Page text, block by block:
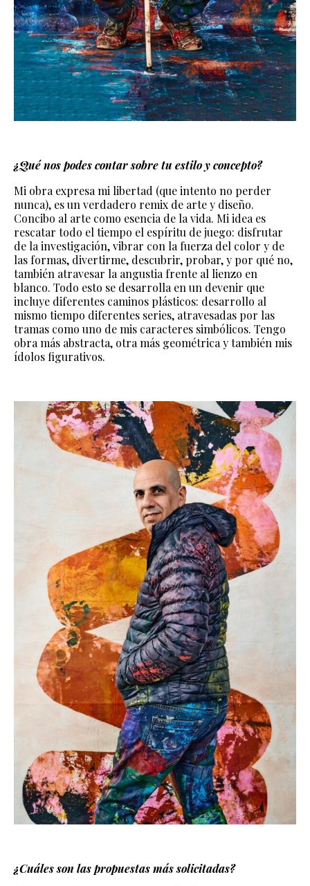
¿Qué nos podes contar sobre tu estilo y concepto?
Mi obra expresa mi libertad (que intento no perder
nunca), es un verdadero remix de arte y diseño.
Concibo al arte como esencia de la vida. Mi idea es
rescatar todo el tiempo el espíritu de juego: disfrutar
de la investigación, vibrar con la fuerza del color y de
las formas, divertirme, descubrir, probar, y por qué no,
también atravesar la angustia frente al lienzo en
blanco. Todo esto se desarrolla en un devenir que
incluye diferentes caminos plásticos: desarrollo al
mismo tiempo diferentes series, atravesadas por las
tramas como uno de mis caracteres simbólicos. Tengo
obra más abstracta, otra más geométrica y también mis
ídolos figurativos.
¿Cuáles son las propuestas más solicitadas?